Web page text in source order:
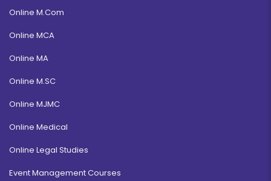
Online M.Com
Online MCA
Online MA
Online M.SC
Online MJMC
Online Medical
Online Legal Studies
Event Management Courses